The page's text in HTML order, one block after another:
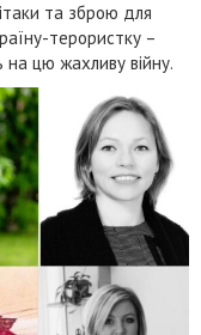
та зброю для
терористку –
на цю жахливу війну.